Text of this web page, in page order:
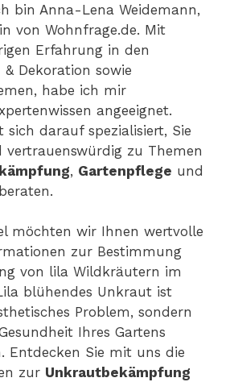
bin Anna-Lena Weidemann,
von Wohnfrage.de. Mit
Erfahrung in den
& Dekoration sowie
habe ich mir
angeeignet.
sich darauf spezialisiert, Sie
zu Themen
, Gartenpflege und
möchten wir Ihnen wertvolle
zur Bestimmung
von lila Wildkräutern im
blühendes Unkraut ist
Problem, sondern
Ihres Gartens
Entdecken Sie mit uns die
zur Unkrautbekämpfung